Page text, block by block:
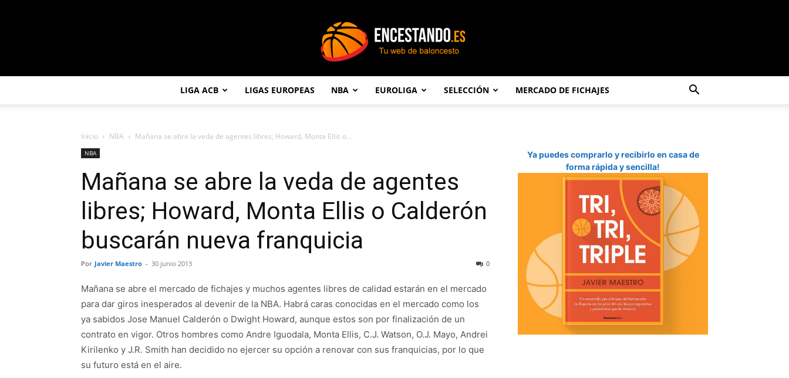
LIGA ACB LIGAS EUROPEAS NBA EUROLIGA SELECCIÓN MERCADO DE FICHAJES
Inicio NBA Mañana se abre la veda de agentes libres; Howard, Monta Ellis o...
NBA
Mañana se abre la veda de agentes
libres; Howard, Monta Ellis o Calderón
buscarán nueva franquicia
Por Javier Maestro - 30 junio 2013 0
Mañana se abre el mercado de fichajes y muchos agentes libres de calidad estarán en el mercado
para dar giros inesperados al devenir de la NBA. Habrá caras conocidas en el mercado como los
ya sabidos Jose Manuel Calderón o Dwight Howard, aunque estos son por finalización de un
contrato en vigor. Otros hombres como Andre Iguodala, Monta Ellis, C.J. Watson, O.J. Mayo, Andrei
Kirilenko y J.R. Smith han decidido no ejercer su opción a renovar con sus franquicias, por lo que
su futuro está en el aire.
Ya puedes comprarlo y recibirlo en casa de
forma rápida y sencilla!